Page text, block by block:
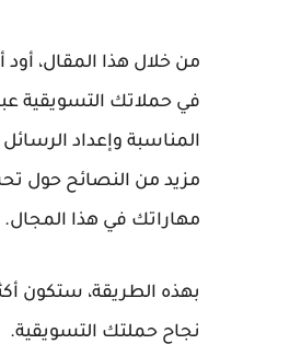
من خلال هذا المقال،
في حملاتك التسويقية
المناسبة وإعداد
مزيد من النصائح حول
مهاراتك في هذا المجال.
بهذه الطريقة، ستكون
نجاح حملتك التسويقية.